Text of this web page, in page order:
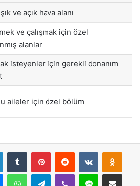
ve açık hava alanı
ve çalışmak için özel
alanlar
isteyenler için gerekli donanım
aileler için özel bölüm
LinkedInTumblr PinterestReddit VKontakte
MessengerWhatsAppTelegramViber Line E-Posta ile